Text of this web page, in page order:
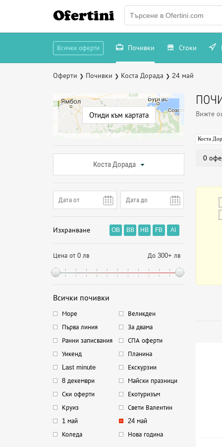
Ofertini
Всички оферти Почивки Стоки
Оферти ❯ Почивки ❯ Коста Дорада ❯ 24 май
Отиди към картата
Коста Дорада
Изхранване OB BB HB FB AI
Цена от 0 лв До 300+ лв
Всички почивки
Море
Великден
Първа линия
За двама
Ранни записвания
СПА оферти
Уикенд
Планина
Last minute
Екскурзии
8 декември
Майски празници
Ски оферти
Екотуризъм
Круиз
Свети Валентин
1 май
24 май
Коледа
Нова година
Вижте
Коста
0